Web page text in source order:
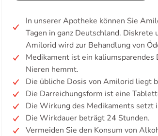
In unserer Apotheke können Sie
Tagen in ganz Deutschland. Diskrete
Amilorid wird zur Behandlung von
Medikament ist ein
Nieren hemmt.
Die übliche Dosis von Amilorid liegt
Die Darreichungsform ist eine
Die Wirkung des Medikaments setzt
Die Wirkdauer beträgt 24 Stunden.
Vermeiden Sie den Konsum von